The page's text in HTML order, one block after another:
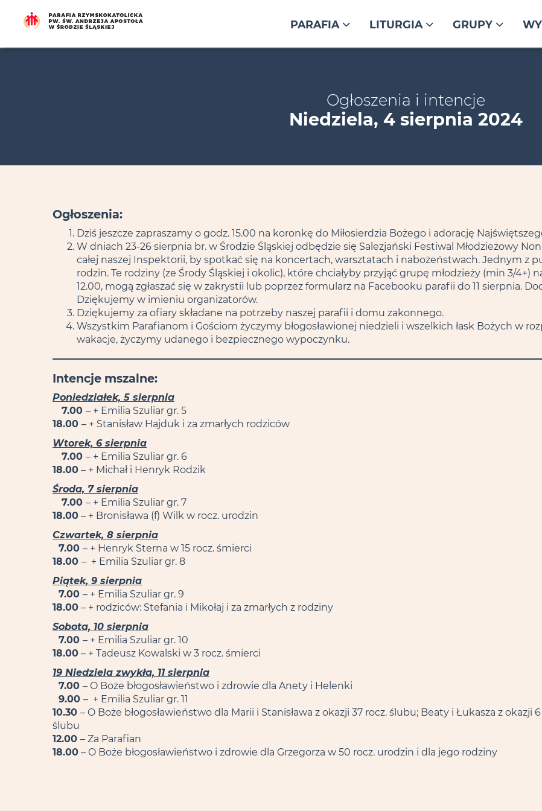
PARAFIA LITURGIA GRUPY
Ogłoszenia i intencje
Niedziela, 4 sierpnia 2024
Ogłoszenia:
Dziś jeszcze zapraszamy o godz. 15.00 na koronkę do Miłosierdzia Bożego i adorację
W dniach 23-26 sierpnia br. w Środzie Śląskiej odbędzie się Salezjański Festiwal Młodzieżowy
całej naszej Inspektorii, by spotkać się na koncertach, warsztatach i nabożeństwach. Jednym z
rodzin. Te rodziny (ze Środy Śląskiej i okolic), które chciałyby przyjąć grupę młodzieży (min 3/4+)
12.00, mogą zgłaszać się w zakrystii lub poprzez formularz na Facebooku parafii do 11 sierpnia.
Dziękujemy w imieniu organizatorów.
Dziękujemy za ofiary składane na potrzeby naszej parafii i domu zakonnego.
Wszystkim Parafianom i Gościom życzymy błogosławionej niedzieli i wszelkich łask Bożych w
wakacje, życzymy udanego i bezpiecznego wypoczynku.
Intencje mszalne:
Poniedziałek, 5 sierpnia
7.00 – + Emilia Szuliar gr. 5
18.00 – + Stanisław Hajduk i za zmarłych rodziców
Wtorek, 6 sierpnia
7.00 – + Emilia Szuliar gr. 6
18.00 – + Michał i Henryk Rodzik
Środa, 7 sierpnia
7.00 – + Emilia Szuliar gr. 7
18.00 – + Bronisława (f) Wilk w rocz. urodzin
Czwartek, 8 sierpnia
7.00 – + Henryk Sterna w 15 rocz. śmierci
18.00 – + Emilia Szuliar gr. 8
Piątek, 9 sierpnia
7.00 – + Emilia Szuliar gr. 9
18.00 – + rodziców: Stefania i Mikołaj i za zmarłych z rodziny
Sobota, 10 sierpnia
7.00 – + Emilia Szuliar gr. 10
18.00 – + Tadeusz Kowalski w 3 rocz. śmierci
19 Niedziela zwykła, 11 sierpnia
7.00 – O Boże błogosławieństwo i zdrowie dla Anety i Helenki
9.00 – + Emilia Szuliar gr. 11
10.30 – O Boże błogosławieństwo dla Marii i Stanisława z okazji 37 rocz. ślubu; Beaty i Łukasza z okazji
ślubu
12.00 – Za Parafian
18.00 – O Boże błogosławieństwo i zdrowie dla Grzegorza w 50 rocz. urodzin i dla jego rodziny